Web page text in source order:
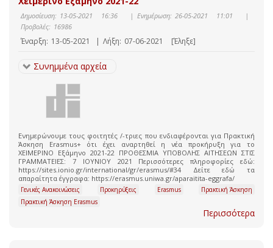
Δημοσίευση: 13-05-2021 16:36 | Ενημέρωση: 26-05-2021 11:01
|
Προβολές: 16986
Έναρξη: 13-05-2021 | Λήξη: 07-06-2021 [Έληξε]
Συνημμένα αρχεία
Ενημερώνουμε τους φοιτητές /-τριες που ενδιαφέρονται για Πρακτική
Άσκηση Erasmus+ ότι έχει αναρτηθεί η νέα προκήρυξη για το
XEIMEΡΙΝΟ Εξάμηνο 2021-22 ΠΡΟΘΕΣΜΙΑ ΥΠΟΒΟΛΗΣ ΑΙΤΗΣΕΩΝ ΣΤΙΣ
ΓΡΑΜΜΑΤΕΙΕΣ: 7 ΙΟΥΝΙΟΥ 2021 Περισσότερες πληροφορίες εδώ:
https://sites.ionio.gr/international/gr/erasmus/#34 Δείτε εδώ τα
απαραίτητα έγγραφα: https://erasmus.uniwa.gr/aparaitita-eggrafa/
Γενικές Ανακοινώσεις Προκηρύξεις Erasmus
Πρακτική Άσκηση
Πρακτική Άσκηση Erasmus
Περισσότερα